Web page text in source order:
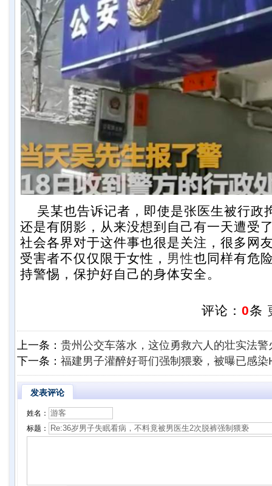
吴某也告诉记者，即使是张医生被行政
还是有阴影，从来没想到自己有一天遭受
社会各界对于这件事也很是关注，很多网
受害者不仅仅限于女性， 男性也同样有危
持警惕，保护好自己的身体安全。
评论： 0条
上一条： 贵州公交车落水，这位勇救六人的壮实法警
下一条： 福建男子灌醉好哥们强制猥亵，被曝已感染
发表评论
姓名：
标题：